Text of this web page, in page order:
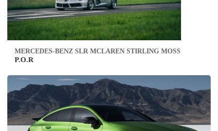
MERCEDES-BENZ SLR MCLAREN STIRLING MOSS
P.O.R